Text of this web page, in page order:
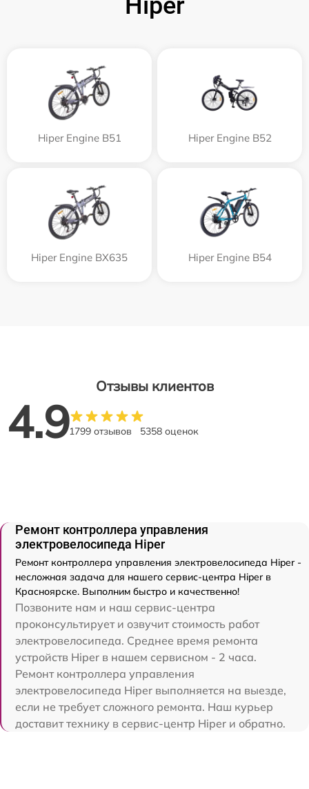
Hiper Engine B51 Hiper Engine B52
Hiper Engine BX635 Hiper Engine B54
Отзывы клиентов
4.91799 отзывов 5358 оценок
Ремонт контроллера управления
электровелосипеда Hiper
Ремонт контроллера управления электровелосипеда Hiper -
несложная задача для нашего сервис-центра Hiper в
Красноярске. Выполним быстро и качественно!
Позвоните нам и наш сервис-центра
проконсультирует и озвучит стоимость работ
электровелосипеда. Среднее время ремонта
устройств Hiper в нашем сервисном - 2 часа.
Ремонт контроллера управления
электровелосипеда Hiper выполняется на выезде,
если не требует сложного ремонта. Наш курьер
доставит технику в сервис-центр Hiper и обратно.